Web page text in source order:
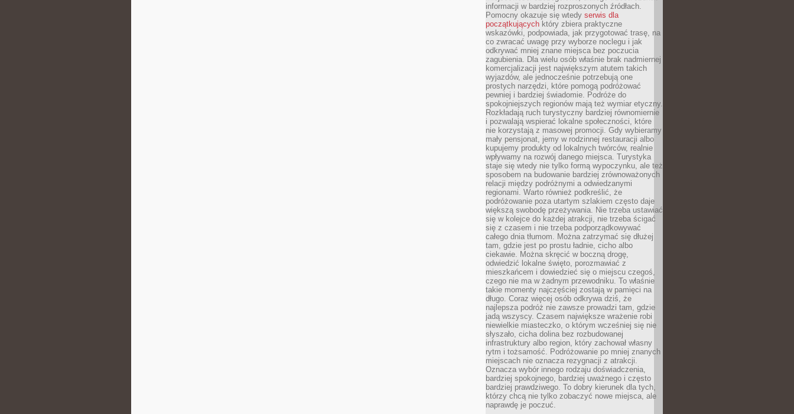
informacji w bardziej rozproszonych źródłach.
Pomocny okazuje się wtedy serwis dla
początkujących który zbiera praktyczne
wskazówki, podpowiada, jak przygotować trasę, na
co zwracać uwagę przy wyborze noclegu i jak
odkrywać mniej znane miejsca bez poczucia
zagubienia. Dla wielu osób właśnie brak nadmiernej
komercjalizacji jest największym atutem takich
wyjazdów, ale jednocześnie potrzebują one
prostych narzędzi, które pomogą podróżować
pewniej i bardziej świadomie. Podróże do
spokojniejszych regionów mają też wymiar etyczny.
Rozkładają ruch turystyczny bardziej równomiernie
i pozwalają wspierać lokalne społeczności, które
nie korzystają z masowej promocji. Gdy wybieramy
mały pensjonat, jemy w rodzinnej restauracji albo
kupujemy produkty od lokalnych twórców, realnie
wpływamy na rozwój danego miejsca. Turystyka
staje się wtedy nie tylko formą wypoczynku, ale też
sposobem na budowanie bardziej zrównoważonych
relacji między podróżnymi a odwiedzanymi
regionami. Warto również podkreślić, że
podróżowanie poza utartym szlakiem często daje
większą swobodę przeżywania. Nie trzeba ustawiać
się w kolejce do każdej atrakcji, nie trzeba ścigać
się z czasem i nie trzeba podporządkowywać
całego dnia tłumom. Można zatrzymać się dłużej
tam, gdzie jest po prostu ładnie, cicho albo
ciekawie. Można skręcić w boczną drogę,
odwiedzić lokalne święto, porozmawiać z
mieszkańcem i dowiedzieć się o miejscu czegoś,
czego nie ma w żadnym przewodniku. To właśnie
takie momenty najczęściej zostają w pamięci na
długo. Coraz więcej osób odkrywa dziś, że
najlepsza podróż nie zawsze prowadzi tam, gdzie
jadą wszyscy. Czasem największe wrażenie robi
niewielkie miasteczko, o którym wcześniej się nie
słyszało, cicha dolina bez rozbudowanej
infrastruktury albo region, który zachował własny
rytm i tożsamość. Podróżowanie po mniej znanych
miejscach nie oznacza rezygnacji z atrakcji.
Oznacza wybór innego rodzaju doświadczenia,
bardziej spokojnego, bardziej uważnego i często
bardziej prawdziwego. To dobry kierunek dla tych,
którzy chcą nie tylko zobaczyć nowe miejsca, ale
naprawdę je poczuć.